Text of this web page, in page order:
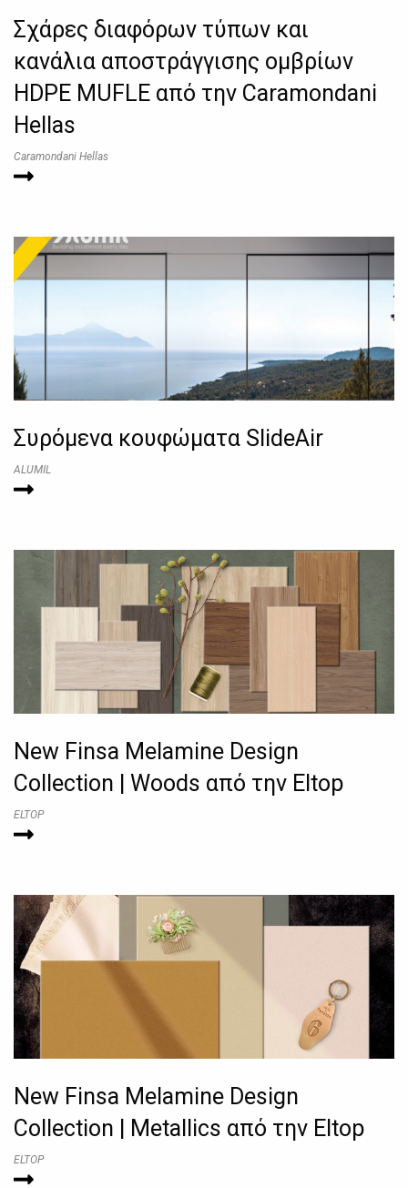
Σχάρες διαφόρων τύπων και
κανάλια αποστράγγισης ομβρίων
HDPE MUFLE από την Caramondani
Hellas
Caramondani Hellas
Συρόμενα κουφώματα SlideAir
ALUMIL
New Finsa Melamine Design
Collection | Woods από την Eltop
ELTOP
New Finsa Melamine Design
Collection | Metallics από την Eltop
ELTOP